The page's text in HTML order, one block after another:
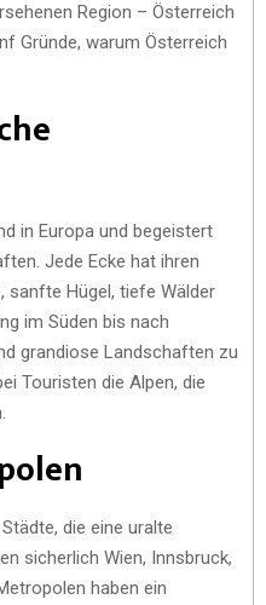
Region – Österreich
Gründe, warum Österreich
in Europa und begeistert
Jede Ecke hat ihren
sanfte Hügel, tiefe Wälder
im Süden bis nach
grandiose Landschaften zu
Touristen die Alpen, die
die eine uralte
sicherlich Wien, Innsbruck,
haben ein